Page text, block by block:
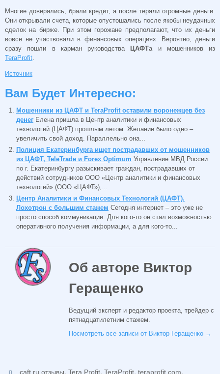
Многие доверялись, брали кредит, а после теряли огромные деньги.
Они открывали счета, которые опустошались после якобы неудачных
сделок на бирже. При этом горожане предполагают, что их деньги
вовсе не участвовали в финансовых операциях. Вероятно, деньги
сразу пошли в карман руководства
ЦАФТа и мошенников из
TeraProfit.
Источник
Вам Будет Интересно:
Мошенники из ЦАФТ и TeraProfit оставили воронежцев без
денег Елена пришла в Центр аналитики и финансовых
технологий (ЦАФТ) прошлым летом. Желание было одно –
увеличить свой доход. Параллельно она...
Полиция Екатеринбурга ищет пострадавших от мошенников
из ЦАФТ, TeleTrade и Forex Optimum Управление МВД России
по г. Екатеринбургу разыскивает граждан, пострадавших от
действий сотрудников ООО «Центр аналитики и финансовых
технологий» (ООО «ЦАФТ»),...
Центр Аналитики и Финансовых Технологий (ЦАФТ).
Лохотрон с большим стажем Сегодня интернет – это уже не
просто способ коммуникации. Для кого-то он стал возможностью
оперативного получения информации, а для кого-то...
Об авторе Виктор
Геращенко
Ведущий эксперт и редактор проекта, трейдер с
пятнадцатилетним стажем.
Посмотреть все записи от Виктор Геращенко →
caft.ru отзывы,Tera Profit,TeraProfit,teraprofit.com,